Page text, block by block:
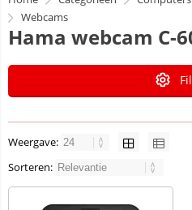
Webcams
Hama webcam C-
Weergave:
Sorteren: